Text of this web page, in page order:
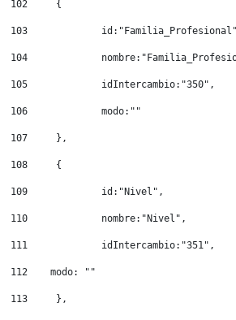
102
	{
103
104
105
		idIntercambio:"350",
106
		modo:""
107
	},
108
	{
109
		id:"Nivel",
110
		nombre:"Nivel",
111
		idIntercambio:"351",
112
    modo: ""
113
	},